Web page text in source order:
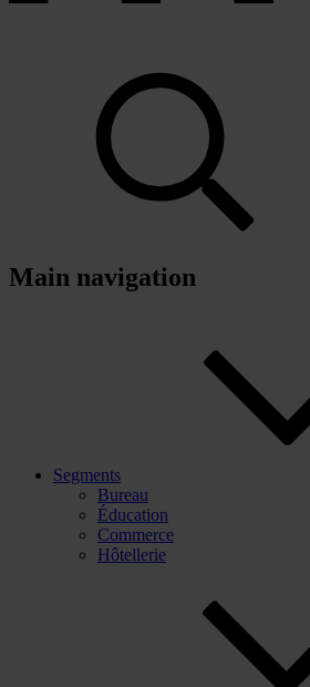
Main navigation
Segments
Bureau
Éducation
Commerce
Hôtellerie